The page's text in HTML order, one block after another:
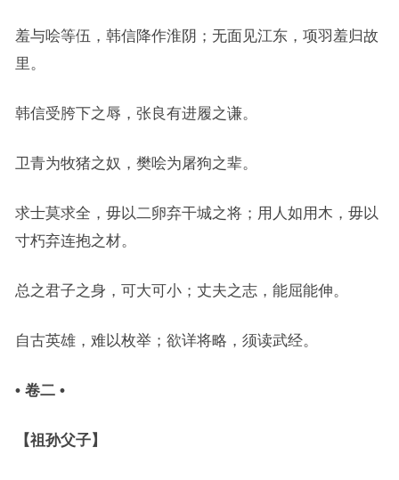
羞与哙等伍，韩信降作淮阴；无面见江东，项羽羞归故
里。
韩信受胯下之辱，张良有进履之谦。
卫青为牧猪之奴，樊哙为屠狗之辈。
求士莫求全，毋以二卵弃干城之将；用人如用木，毋以
寸朽弃连抱之材。
总之君子之身，可大可小；丈夫之志，能屈能伸。
自古英雄，难以枚举；欲详将略，须读武经。
• 卷二 •
【祖孙父子】